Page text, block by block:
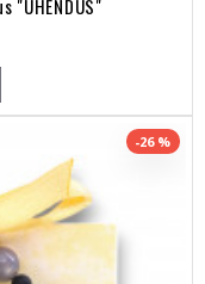
"ÜHENDUS"
-26 %